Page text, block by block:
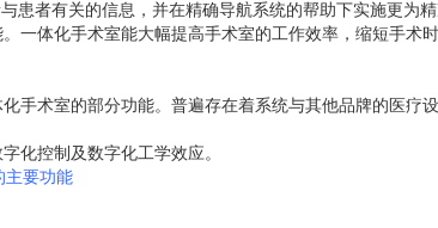
者有关的信息，并在精确导航系统的帮助下实施更为
一体化手术室能大幅提高手术室的工作效率，缩短手术
术室的部分功能。普遍存在着系统与其他品牌的医疗
化控制及数字化工学效应。
主要功能